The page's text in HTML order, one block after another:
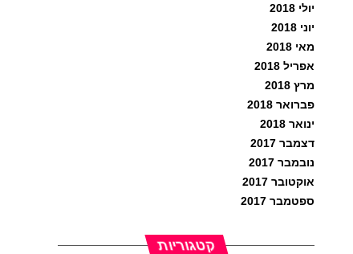
יולי 2018
יוני 2018
מאי 2018
אפריל 2018
מרץ 2018
פברואר 2018
ינואר 2018
דצמבר 2017
נובמבר 2017
אוקטובר 2017
ספטמבר 2017
קטגוריות